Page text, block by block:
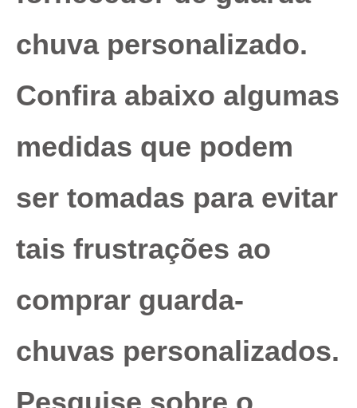
chuva personalizado.
Confira abaixo algumas
medidas que podem
ser tomadas para evitar
tais frustrações ao
comprar guarda-
chuvas personalizados.